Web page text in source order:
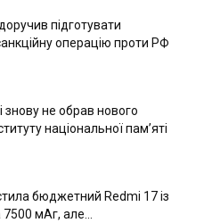
підготувати
операцію проти РФ
не обрав нового
національної пам’яті
бюджетний Redmi 17 із
мАг, але...